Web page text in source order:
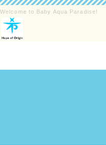
Welcome to Baby Aqua Paradise!